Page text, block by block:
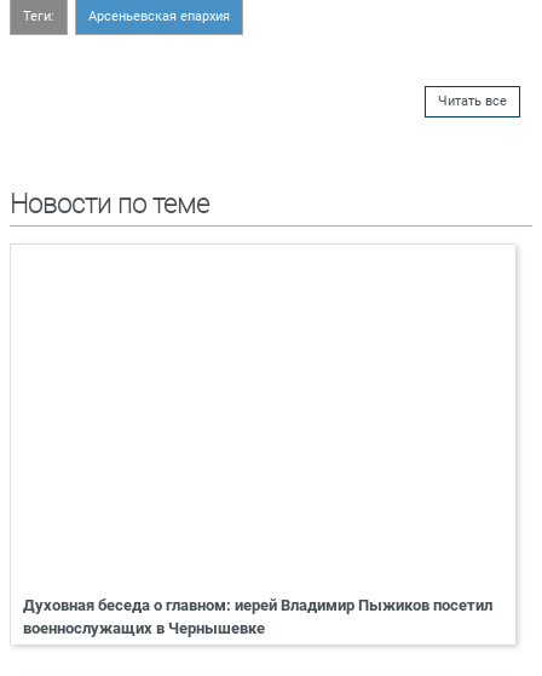
Теги: Арсеньевская епархия
Читать все
Новости по теме
Духовная беседа о главном: иерей Владимир Пыжиков посетил
военнослужащих в Чернышевке